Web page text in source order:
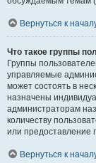
Вернуться к
Что такое группы
Группы
управляемые
может состоять в
назначены
администраторам
количеству
или предоставление
Вернуться к